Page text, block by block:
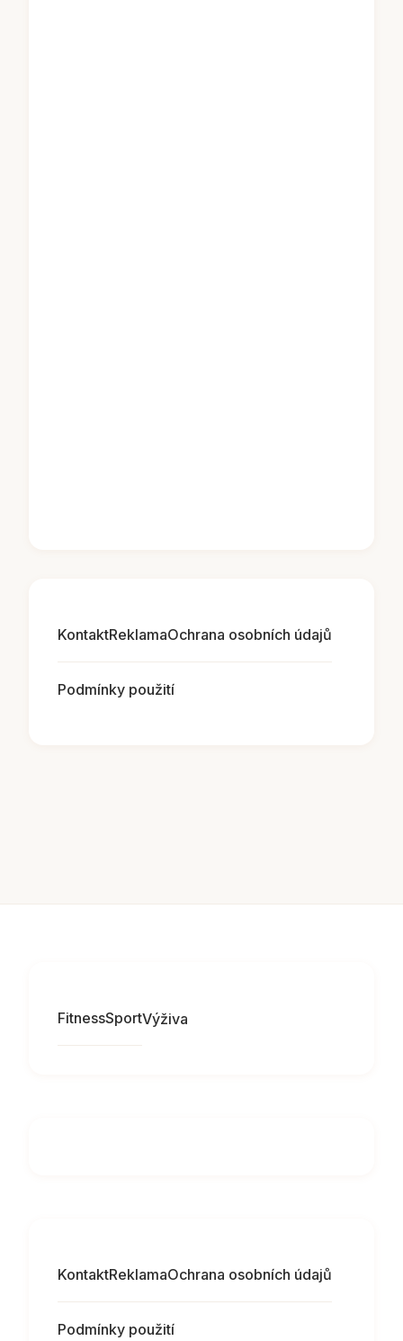
KontaktReklamaOchrana osobních údajů
Podmínky použití
FitnessSportVýživa
KontaktReklamaOchrana osobních údajů
Podmínky použití